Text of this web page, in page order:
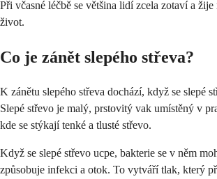
Při včasné léčbě se většina lidí zcela zotaví a
život.
Co je zánět slepého střeva?
K zánětu slepého střeva dochází, když se slepé
Slepé střevo je malý, prstovitý vak umístěný v
kde se stýkají tenké a tlusté střevo.
Když se slepé střevo ucpe, bakterie se v něm
způsobuje infekci a otok. To vytváří tlak, který